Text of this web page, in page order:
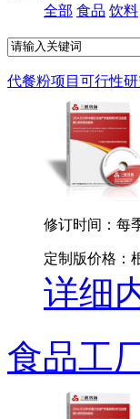
全部 食品 饮料
代餐粉项目可行性
修订时间：每
定制版价格：
详细
食品工